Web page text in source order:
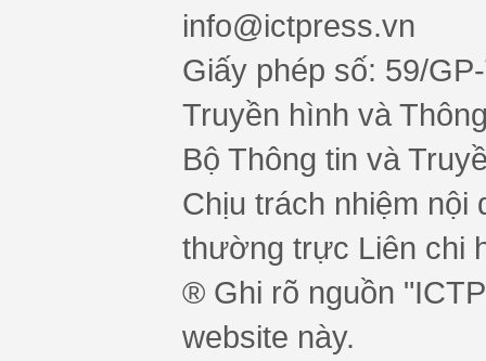
info@ictpress.vn
Giấy phép số: 59/
Truyền hình và
Bộ Thông tin và
Chịu trách nhiệm nội
thường trực Liên chi
® Ghi rõ nguồn
website này.